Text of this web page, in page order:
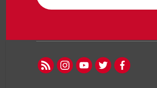
facebook
twitter
youtube
instagram
rss feed